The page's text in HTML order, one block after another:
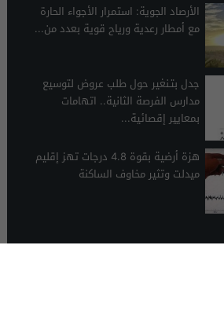
الأرصاد الجوية: استمرار الأجواء الحارة
مع أمطار رعدية ورياح قوية بعدد من...
جدل بتـنغير حول طلب عروض لتوسيع
مدارس الفرصة الثانية.. اتهامات
بمعايير إقصائية...
هزة أرضية بقوة 4.8 درجات تهز إقليم
ميدلت وتثير مخاوف الساكنة